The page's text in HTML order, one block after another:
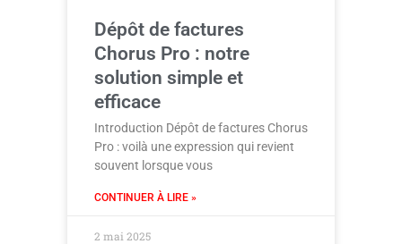
Dépôt de factures
Chorus Pro : notre
solution simple et
efficace
Introduction Dépôt de factures Chorus
Pro : voilà une expression qui revient
souvent lorsque vous
CONTINUER À LIRE »
2 mai 2025